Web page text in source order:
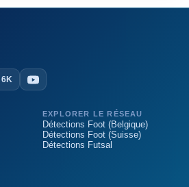
6K
EXPLORER LE RÉSEAU
Détections Foot (Belgique)
Détections Foot (Suisse)
Détections Futsal